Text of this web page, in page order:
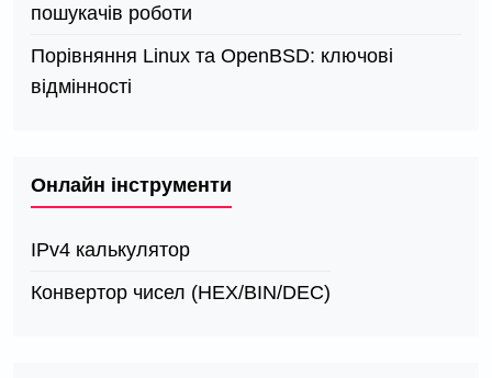
пошукачів роботи
Порівняння Linux та OpenBSD: ключові
відмінності
Онлайн інструменти
IPv4 калькулятор
Конвертор чисел (HEX/BIN/DEC)